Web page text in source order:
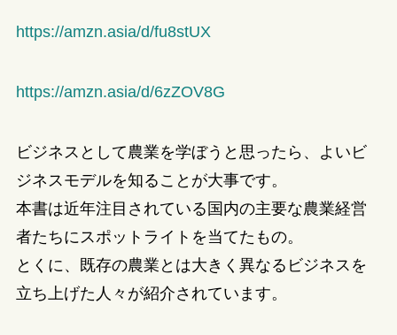
https://amzn.asia/d/fu8stUX
https://amzn.asia/d/6zZOV8G
ビジネスとして農業を学ぼうと思ったら、よいビ
ジネスモデルを知ることが大事です。
本書は近年注目されている国内の主要な農業経営
者たちにスポットライトを当てたもの。
とくに、既存の農業とは大きく異なるビジネスを
立ち上げた人々が紹介されています。